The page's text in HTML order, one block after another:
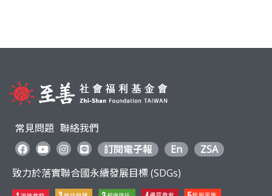
k
常見問題 聯絡我們
訂閱電子報
En
ZSA
致力於落實聯合國永續發展目標 (SDGs)